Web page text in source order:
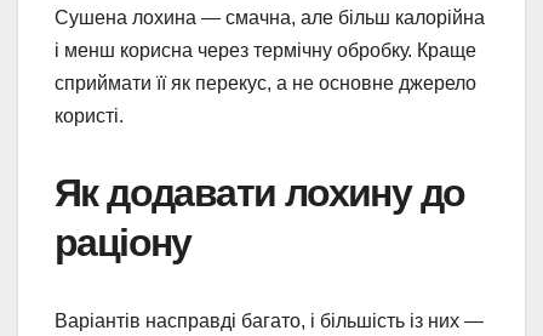
Сушена лохина — смачна, але більш калорійна
і менш корисна через термічну обробку. Краще
сприймати її як перекус, а не основне джерело
користі.
Як додавати лохину до
раціону
Варіантів насправді багато, і більшість із них —